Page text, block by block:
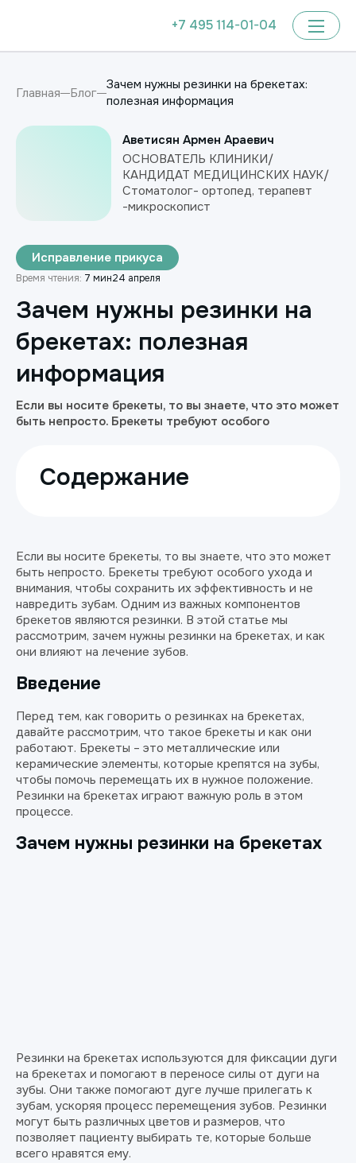
+7 495 114-01-04
Главная Блог
Зачем нужны резинки на брекетах:
полезная информация
Исправление прикуса
Время чтения: 7 мин24 апреля
Зачем нужны резинки на
брекетах: полезная
информация
Если вы носите брекеты, то вы знаете, что это может
быть непросто. Брекеты требуют особого
Содержание
Если вы носите брекеты, то вы знаете, что это может
быть непросто. Брекеты требуют особого ухода и
внимания, чтобы сохранить их эффективность и не
навредить зубам. Одним из важных компонентов
брекетов являются резинки. В этой статье мы
рассмотрим, зачем нужны резинки на брекетах, и как
они влияют на лечение зубов.
Введение
Перед тем, как говорить о резинках на брекетах,
давайте рассмотрим, что такое брекеты и как они
работают. Брекеты – это металлические или
керамические элементы, которые крепятся на зубы,
чтобы помочь перемещать их в нужное положение.
Резинки на брекетах играют важную роль в этом
процессе.
Зачем нужны резинки на брекетах
Резинки на брекетах используются для фиксации дуги
на брекетах и помогают в переносе силы от дуги на
зубы. Они также помогают дуге лучше прилегать к
зубам, ускоряя процесс перемещения зубов. Резинки
могут быть различных цветов и размеров, что
позволяет пациенту выбирать те, которые больше
всего нравятся ему.
Аветисян Армен Араевич
ОСНОВАТЕЛЬ КЛИНИКИ/
КАНДИДАТ МЕДИЦИНСКИХ НАУК/
Стоматолог- ортопед, терапевт
-микроскопист